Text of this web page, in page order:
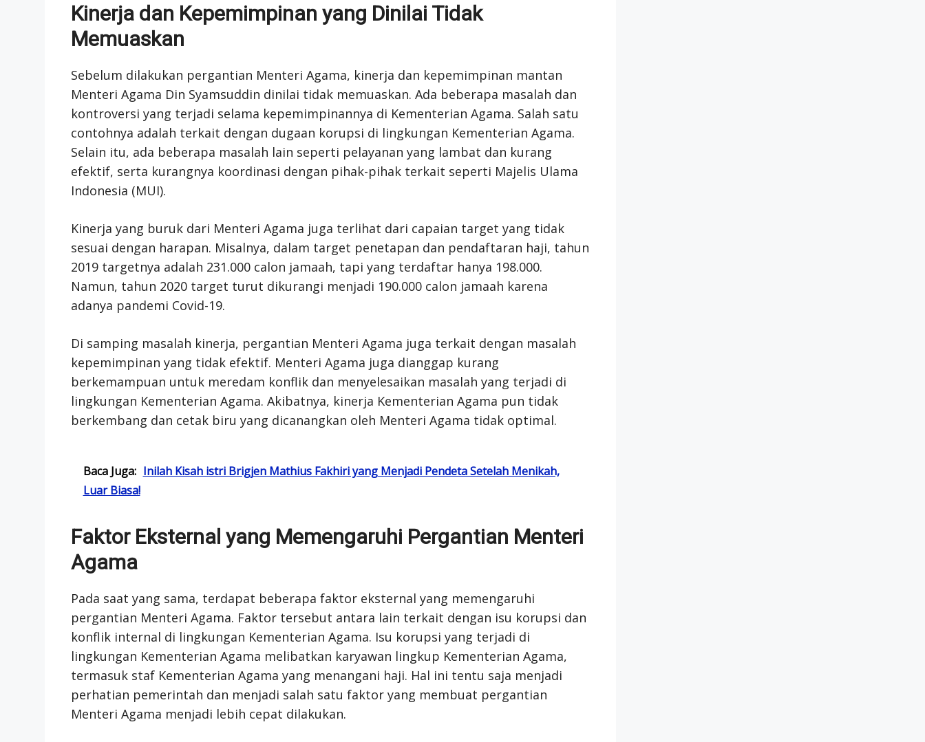
Kinerja dan Kepemimpinan yang Dinilai Tidak
Memuaskan
Sebelum dilakukan pergantian Menteri Agama, kinerja dan kepemimpinan mantan
Menteri Agama Din Syamsuddin dinilai tidak memuaskan. Ada beberapa masalah dan
kontroversi yang terjadi selama kepemimpinannya di Kementerian Agama. Salah satu
contohnya adalah terkait dengan dugaan korupsi di lingkungan Kementerian Agama.
Selain itu, ada beberapa masalah lain seperti pelayanan yang lambat dan kurang
efektif, serta kurangnya koordinasi dengan pihak-pihak terkait seperti Majelis Ulama
Indonesia (MUI).
Kinerja yang buruk dari Menteri Agama juga terlihat dari capaian target yang tidak
sesuai dengan harapan. Misalnya, dalam target penetapan dan pendaftaran haji, tahun
2019 targetnya adalah 231.000 calon jamaah, tapi yang terdaftar hanya 198.000.
Namun, tahun 2020 target turut dikurangi menjadi 190.000 calon jamaah karena
adanya pandemi Covid-19.
Di samping masalah kinerja, pergantian Menteri Agama juga terkait dengan masalah
kepemimpinan yang tidak efektif. Menteri Agama juga dianggap kurang
berkemampuan untuk meredam konflik dan menyelesaikan masalah yang terjadi di
lingkungan Kementerian Agama. Akibatnya, kinerja Kementerian Agama pun tidak
berkembang dan cetak biru yang dicanangkan oleh Menteri Agama tidak optimal.
Baca Juga: Inilah Kisah istri Brigjen Mathius Fakhiri yang Menjadi Pendeta Setelah Menikah,
Luar Biasa!
Faktor Eksternal yang Memengaruhi Pergantian Menteri
Agama
Pada saat yang sama, terdapat beberapa faktor eksternal yang memengaruhi
pergantian Menteri Agama. Faktor tersebut antara lain terkait dengan isu korupsi dan
konflik internal di lingkungan Kementerian Agama. Isu korupsi yang terjadi di
lingkungan Kementerian Agama melibatkan karyawan lingkup Kementerian Agama,
termasuk staf Kementerian Agama yang menangani haji. Hal ini tentu saja menjadi
perhatian pemerintah dan menjadi salah satu faktor yang membuat pergantian
Menteri Agama menjadi lebih cepat dilakukan.